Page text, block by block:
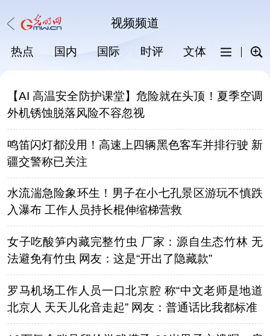
视频频道
热点 国内 国际 时评 文体 科普
【AI 高温安全防护课堂】危险就在头顶！夏季空调
外机锈蚀脱落风险不容忽视
鸣笛闪灯都没用！高速上四辆黑色客车并排行驶 新
疆交警称已关注
水流湍急险象环生！男子在小七孔景区游玩不慎跌
入瀑布 工作人员持长棍伸缩梯营救
女子吃酸笋内藏完整竹虫 厂家：源自生态竹林 无
法避免有竹虫 网友：这是“开出了隐藏款”
罗马机场工作人员一口北京腔 称“中文老师是地道
北京人 天天儿化音走起” 网友：普通话比我都标准